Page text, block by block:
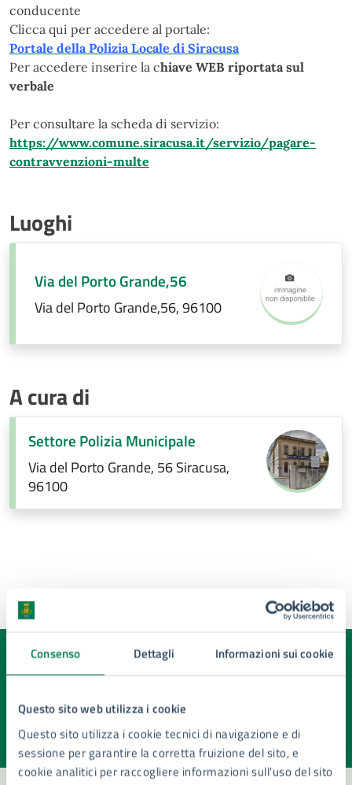
Consenso Dettagli Informazioni sui cookie
Questo sito web utilizza i cookie
Questo sito utilizza i cookie tecnici di navigazione e di
sessione per garantire la corretta fruizione del sito, e
cookie analitici per raccogliere informazioni sull'uso del sito
conducente
Clicca qui per accedere al portale:
Portale della Polizia Locale di Siracusa
Per accedere inserire la chiave WEB riportata sul
verbale
Per consultare la scheda di servizio:
https://www.comune.siracusa.it/servizio/pagare-
contravvenzioni-multe
Luoghi
Via del Porto Grande,56
Via del Porto Grande,56, 96100
A cura di
Settore Polizia Municipale
Via del Porto Grande, 56 Siracusa,
96100
Ultimo aggiornamento:
Quanto sono chiare le informazioni su questa
Seleziona il numero di stelle per valutare la chiarezza delle
Valuta 5 stelle su 5
Valuta 4 stelle su 5
Valuta 3 stelle su 5
Valuta 2 stelle su 5
Valuta 1 stelle su 5